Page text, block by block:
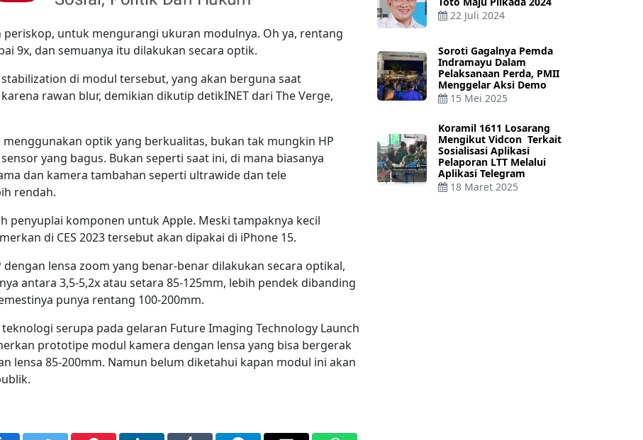
untuk mengurangi ukuran modulnya. Oh ya, rentang
9x, dan semuanya itu dilakukan secara optik.
di modul tersebut, yang akan berguna saat
rawan blur, demikian dikutip detikINET dari The Verge,
optik yang berkualitas, bukan tak mungkin HP
yang bagus. Bukan seperti saat ini, di mana biasanya
dan kamera tambahan seperti ultrawide dan tele
rendah.
penyuplai komponen untuk Apple. Meski tampaknya kecil
di CES 2023 tersebut akan dipakai di iPhone 15.
lensa zoom yang benar-benar dilakukan secara optikal,
antara 3,5-5,2x atau setara 85-125mm, lebih pendek dibanding
punya rentang 100-200mm.
serupa pada gelaran Future Imaging Technology Launch
prototipe modul kamera dengan lensa yang bisa bergerak
lensa 85-200mm. Namun belum diketahui kapan modul ini akan
22 Juli 2024
Soroti Gagalnya Pemda
Indramayu Dalam
Pelaksanaan Perda, PMII
Menggelar Aksi Demo
15 Mei 2025
Koramil 1611 Losarang
Mengikut Vidcon Terkait
Sosialisasi Aplikasi
Pelaporan LTT Melalui
Aplikasi Telegram
18 Maret 2025